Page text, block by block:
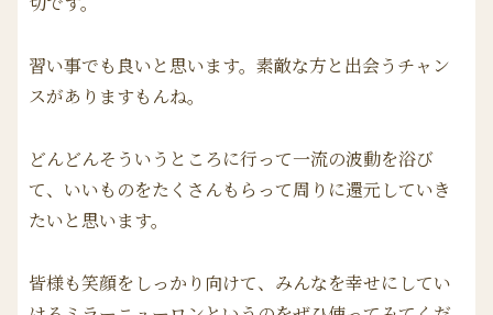
習い事でも良いと思います。素敵な方と出会うチャン
スがありますもんね。
どんどんそういうところに行って一流の波動を浴び
て、いいものをたくさんもらって周りに還元していき
たいと思います。
皆様も笑顔をしっかり向けて、みんなを幸せにしてい